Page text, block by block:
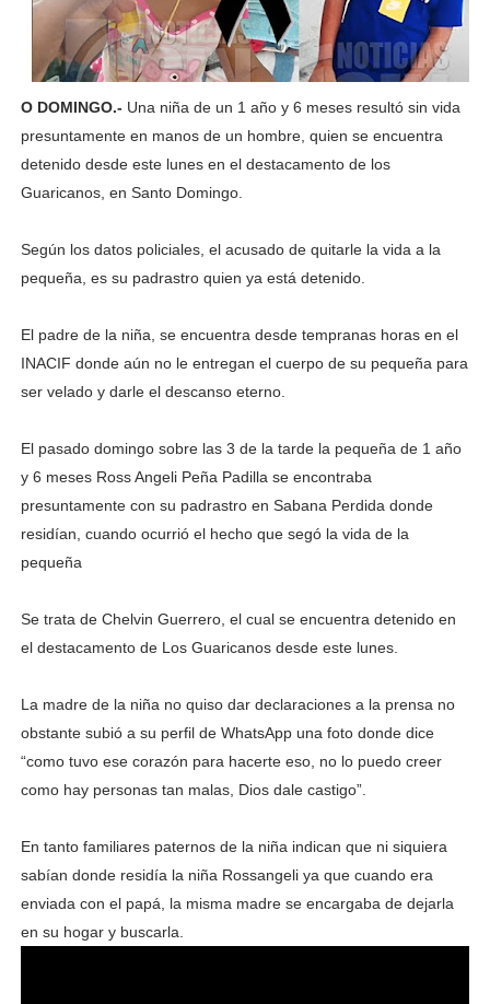
O DOMINGO.- Una niña de un 1 año y 6 meses resultó sin vida
presuntamente en manos de un hombre, quien se encuentra
detenido desde este lunes en el destacamento de los
Guaricanos, en Santo Domingo.
Según los datos policiales, el acusado de quitarle la vida a la
pequeña, es su padrastro quien ya está detenido.
El padre de la niña, se encuentra desde tempranas horas en el
INACIF donde aún no le entregan el cuerpo de su pequeña para
ser velado y darle el descanso eterno.
El pasado domingo sobre las 3 de la tarde la pequeña de 1 año
y 6 meses Ross Angeli Peña Padilla se encontraba
presuntamente con su padrastro en Sabana Perdida donde
residían, cuando ocurrió el hecho que segó la vida de la
pequeña
Se trata de Chelvin Guerrero, el cual se encuentra detenido en
el destacamento de Los Guaricanos desde este lunes.
La madre de la niña no quiso dar declaraciones a la prensa no
obstante subió a su perfil de WhatsApp una foto donde dice
“como tuvo ese corazón para hacerte eso, no lo puedo creer
como hay personas tan malas, Dios dale castigo”.
En tanto familiares paternos de la niña indican que ni siquiera
sabían donde residía la niña Rossangeli ya que cuando era
enviada con el papá, la misma madre se encargaba de dejarla
en su hogar y buscarla.